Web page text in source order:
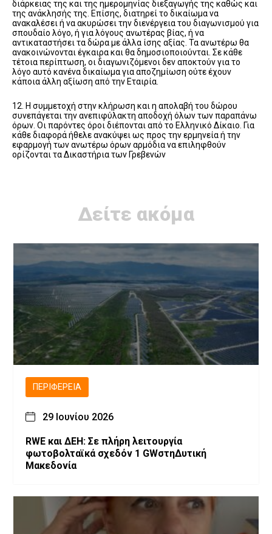
διάρκειας της και της ημερομηνίας διεξαγωγής της καθώς και
της ανάκλησής της. Επίσης, διατηρεί το δικαίωμα να
ανακαλέσει ή να ακυρώσει την διενέργεια του διαγωνισμού για
σπουδαίο λόγο, ή για λόγους ανωτέρας βίας, ή να
αντικαταστήσει τα δώρα με άλλα ίσης αξίας. Τα ανωτέρω θα
ανακοινώνονται έγκαιρα και θα δημοσιοποιούνται. Σε κάθε
τέτοια περίπτωση, οι διαγωνιζόμενοι δεν αποκτούν για το
λόγο αυτό κανένα δικαίωμα για αποζημίωση ούτε έχουν
κάποια άλλη αξίωση από την Εταιρία.
12. Η συμμετοχή στην κλήρωση και η απολαβή του δώρου
συνεπάγεται την ανεπιφύλακτη αποδοχή όλων των παραπάνω
όρων. Οι παρόντες όροι διέπονται από το Ελληνικό Δίκαιο. Για
κάθε διαφορά ήθελε ανακύψει ως προς την ερμηνεία ή την
εφαρμογή των ανωτέρω όρων αρμόδια να επιληφθούν
ορίζονται τα Δικαστήρια των Γρεβενών
Δείτε ακόμα
ΠΕΡΙΦΈΡΕΙΑ
29 Ιουνίου 2026
RWE και ΔΕΗ: Σε πλήρη λειτουργία
φωτοβολταϊκά σχεδόν 1 GWστηΔυτική
Μακεδονία